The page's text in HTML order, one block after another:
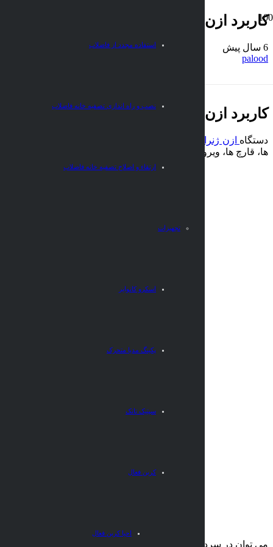
استفاده مجدد از فاضلاب
نصب و راه اندازی تصفیه خانه فاضلاب
ارتقاء و اصلاح تصفیه خانه فاضلاب
تجهیزات
اسکرو کانوایر
پکینگ مدیا متحرک
سپتیک تانک
کربن فعال
احیا کربن فعال
کاربرد ازن در سردخانه
6 سال پیش
palood
کاربرد ازن در سردخانه نگهداری مواد غذایی
دستگاه ازن ژنراتور
برای تزریق ازن در انبارها و سردخانه های
ها، قارچ ها، ویروس ها و … ) را از بین ببرد. بنابراین اگر روی مواد
می توان در سردخانه های نگهداری مواد غذایی این دستگاه را نصب کرد و در هر یک ساعت این دستگاه